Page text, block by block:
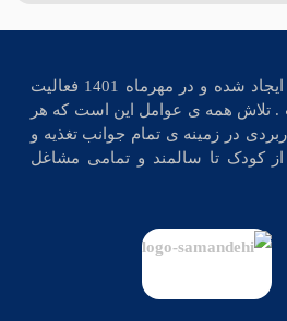
مگ فود در آذر ماه 1400 ایجاد شده و در مهرماه 1401 فعالیت
تلاش همه ی عوامل این است که هر
در زمینه ی تمام جوانب تغذیه و
کودک تا سالمند و تمامی مشاغل